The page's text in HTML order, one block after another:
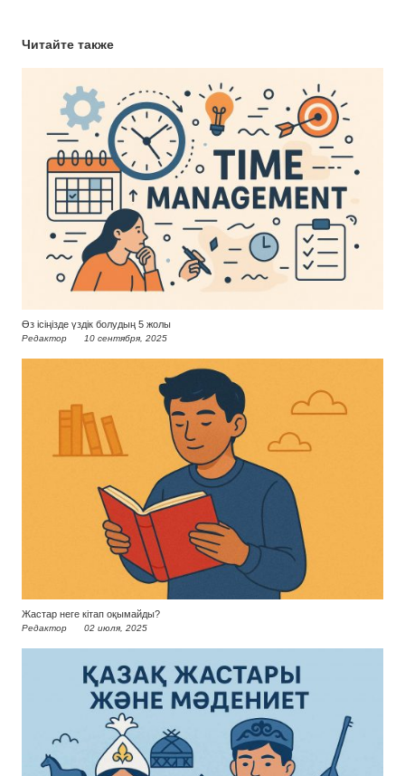
Читайте также
Өз ісіңізде үздік болудың 5 жолы
Редактор 10 сентября, 2025
Жастар неге кітап оқымайды?
Редактор 02 июля, 2025